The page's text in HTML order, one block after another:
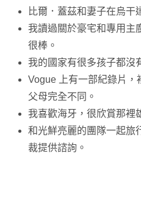
比爾．蓋茲和妻子在烏干
我讀過關於豪宅和專用主
很棒。
我的國家有很多孩子都沒
Vogue 上有一部紀錄片
父母完全不同。
我喜歡海牙，很欣賞那裡
和光鮮亮麗的團隊一起旅
裁提供諮詢。